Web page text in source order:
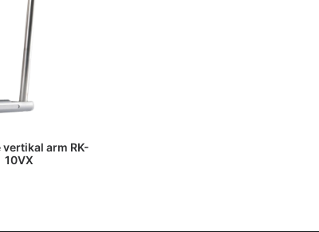
HARGA
arm RK-
10VX